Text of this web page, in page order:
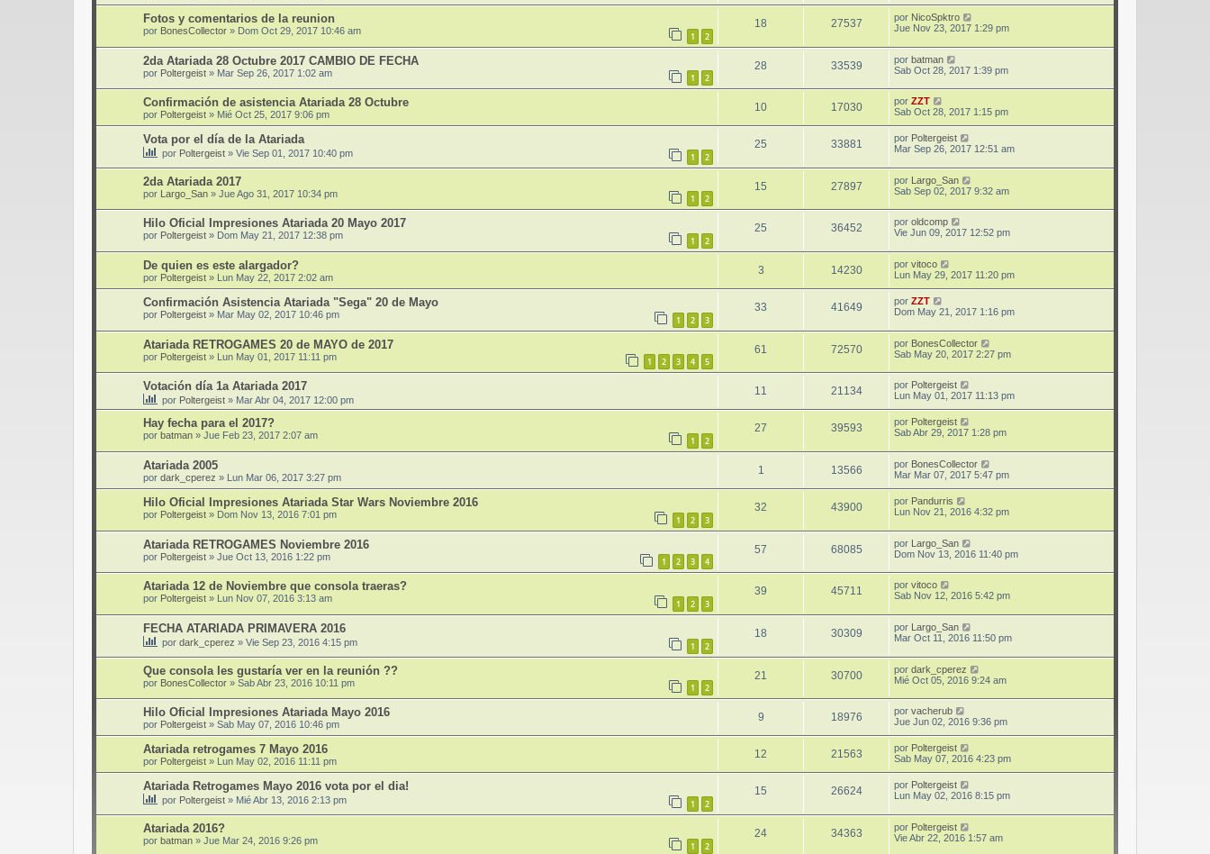
Fotos y comentarios de la reunion
por BonesCollector » Dom Oct 29, 2017 10:46 am 1 2
18 27537 por NicoSpktro
Jue Nov 23, 2017 1:29 pm
2da Atariada 28 Octubre 2017 CAMBIO DE FECHA
por Poltergeist » Mar Sep 26, 2017 1:02 am 1 2
28 33539 por batman
Sab Oct 28, 2017 1:39 pm
Confirmación de asistencia Atariada 28 Octubre
por Poltergeist » Mié Oct 25, 2017 9:06 pm
10 17030 por ZZT
Sab Oct 28, 2017 1:15 pm
Vota por el día de la Atariada
por Poltergeist » Vie Sep 01, 2017 10:40 pm 1 2
25 33881 por Poltergeist
Mar Sep 26, 2017 12:51 am
2da Atariada 2017
por Largo_San » Jue Ago 31, 2017 10:34 pm 1 2
15 27897 por Largo_San
Sab Sep 02, 2017 9:32 am
Hilo Oficial Impresiones Atariada 20 Mayo 2017
por Poltergeist » Dom May 21, 2017 12:38 pm 1 2
25 36452 por oldcomp
Vie Jun 09, 2017 12:52 pm
De quien es este alargador?
por Poltergeist » Lun May 22, 2017 2:02 am
3 14230 por vitoco
Lun May 29, 2017 11:20 pm
Confirmación Asistencia Atariada "Sega" 20 de Mayo
por Poltergeist » Mar May 02, 2017 10:46 pm 1 2 3
33 41649 por ZZT
Dom May 21, 2017 1:16 pm
Atariada RETROGAMES 20 de MAYO de 2017
por Poltergeist » Lun May 01, 2017 11:11 pm 1 2 3 4 5
61 72570 por BonesCollector
Sab May 20, 2017 2:27 pm
Votación día 1a Atariada 2017
por Poltergeist » Mar Abr 04, 2017 12:00 pm
11 21134 por Poltergeist
Lun May 01, 2017 11:13 pm
Hay fecha para el 2017?
por batman » Jue Feb 23, 2017 2:07 am 1 2
27 39593 por Poltergeist
Sab Abr 29, 2017 1:28 pm
Atariada 2005
por dark_cperez » Lun Mar 06, 2017 3:27 pm
1 13566 por BonesCollector
Mar Mar 07, 2017 5:47 pm
Hilo Oficial Impresiones Atariada Star Wars Noviembre 2016
por Poltergeist » Dom Nov 13, 2016 7:01 pm 1 2 3
32 43900 por Pandurris
Lun Nov 21, 2016 4:32 pm
Atariada RETROGAMES Noviembre 2016
por Poltergeist » Jue Oct 13, 2016 1:22 pm 1 2 3 4
57 68085 por Largo_San
Dom Nov 13, 2016 11:40 pm
Atariada 12 de Noviembre que consola traeras?
por Poltergeist » Lun Nov 07, 2016 3:13 am 1 2 3
39 45711 por vitoco
Sab Nov 12, 2016 5:42 pm
FECHA ATARIADA PRIMAVERA 2016
por dark_cperez » Vie Sep 23, 2016 4:15 pm 1 2
18 30309 por Largo_San
Mar Oct 11, 2016 11:50 pm
Que consola les gustaría ver en la reunión ??
por BonesCollector » Sab Abr 23, 2016 10:11 pm 1 2
21 30700 por dark_cperez
Mié Oct 05, 2016 9:24 am
Hilo Oficial Impresiones Atariada Mayo 2016
por Poltergeist » Sab May 07, 2016 10:46 pm
9 18976 por vacherub
Jue Jun 02, 2016 9:36 pm
Atariada retrogames 7 Mayo 2016
por Poltergeist » Lun May 02, 2016 11:11 pm
12 21563 por Poltergeist
Sab May 07, 2016 4:23 pm
Atariada Retrogames Mayo 2016 vota por el dia!
por Poltergeist » Mié Abr 13, 2016 2:13 pm 1 2
15 26624 por Poltergeist
Lun May 02, 2016 8:15 pm
Atariada 2016?
por batman » Jue Mar 24, 2016 9:26 pm 1 2
24 34363 por Poltergeist
Vie Abr 22, 2016 1:57 am